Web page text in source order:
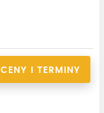
CENY I TERMINY